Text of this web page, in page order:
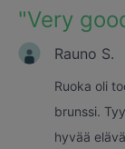
"Very
Rauno S.
Ruoka oli
brunssi.
hyvää